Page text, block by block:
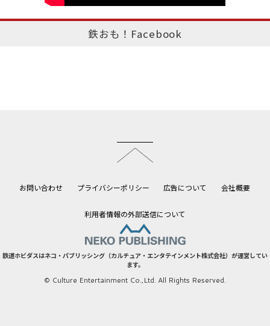
鉄おも！Facebook
お問い合わせ プライバシーポリシー 広告について 会社概要
利用者情報の外部送信について
鉄道ホビダスはネコ・パブリッシング（カルチュア・エンタテインメント株式会社）が運営してい
ます。
© Culture Entertainment Co.,Ltd. All Rights Reserved.